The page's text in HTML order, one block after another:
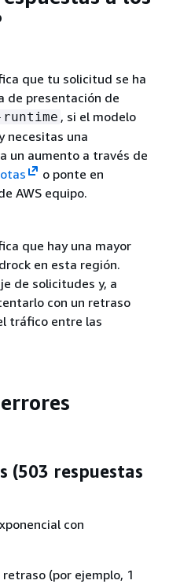
que tu solicitud se ha
de presentación de
runtime , si el modelo
necesitas una
un aumento a través de
o ponte en
AWS equipo.
que hay una mayor
en esta región.
de solicitudes y, a
con un retraso
tráfico entre las
(503 respuestas
con
(por ejemplo, 1